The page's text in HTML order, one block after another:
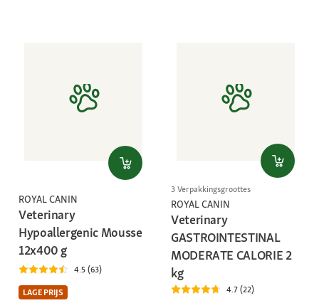
ROYAL CANIN
Veterinary
Hypoallergenic Mousse
12x400 g
4.5 (63)
LAGE PRIJS
3 Verpakkingsgroottes
ROYAL CANIN
Veterinary
GASTROINTESTINAL
MODERATE CALORIE 2
kg
4.7 (22)